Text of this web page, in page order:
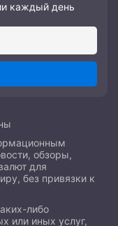
каждый день
обзоры,
для
без привязки к
либо
или иных услуг,